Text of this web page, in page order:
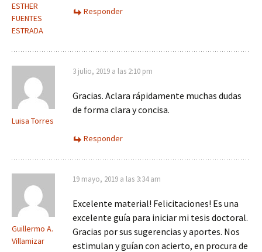
ESTHER
FUENTES
ESTRADA
Responder
Luisa Torres
3 julio, 2019 a las 2:10 pm
Gracias. Aclara rápidamente muchas dudas
de forma clara y concisa.
Responder
Guillermo A.
Villamizar
19 mayo, 2019 a las 3:34 am
Excelente material! Felicitaciones! Es una
excelente guía para iniciar mi tesis doctoral.
Gracias por sus sugerencias y aportes. Nos
estimulan y guían con acierto, en procura de